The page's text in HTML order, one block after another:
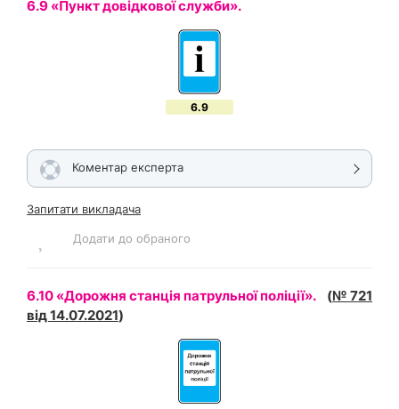
6.9 «Пункт довідкової служби».
6.9
Коментар експерта
Запитати викладача
Додати до обраного
6.10 «Дорожня станція патрульної поліції». (№ 721
від 14.07.2021)